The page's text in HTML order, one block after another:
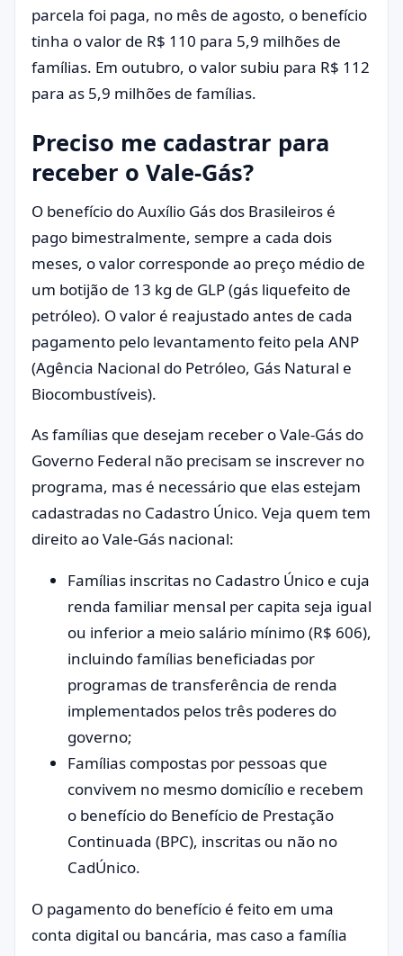
parcela foi paga, no mês de agosto, o benefício
tinha o valor de R$ 110 para 5,9 milhões de
famílias. Em outubro, o valor subiu para R$ 112
para as 5,9 milhões de famílias.
Preciso me cadastrar para
receber o Vale-Gás?
O benefício do Auxílio Gás dos Brasileiros é
pago bimestralmente, sempre a cada dois
meses, o valor corresponde ao preço médio de
um botijão de 13 kg de GLP (gás liquefeito de
petróleo). O valor é reajustado antes de cada
pagamento pelo levantamento feito pela ANP
(Agência Nacional do Petróleo, Gás Natural e
Biocombustíveis).
As famílias que desejam receber o Vale-Gás do
Governo Federal não precisam se inscrever no
programa, mas é necessário que elas estejam
cadastradas no Cadastro Único. Veja quem tem
direito ao Vale-Gás nacional:
Famílias inscritas no Cadastro Único e cuja
renda familiar mensal per capita seja igual
ou inferior a meio salário mínimo (R$ 606),
incluindo famílias beneficiadas por
programas de transferência de renda
implementados pelos três poderes do
governo;
Famílias compostas por pessoas que
convivem no mesmo domicílio e recebem
o benefício do Benefício de Prestação
Continuada (BPC), inscritas ou não no
CadÚnico.
O pagamento do benefício é feito em uma
conta digital ou bancária, mas caso a família